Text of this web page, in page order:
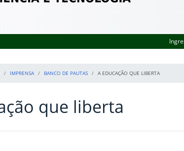
IMPRENSA BANCO DE PAUTAS A EDUCAÇÃO QUE LIBERTA
que liberta